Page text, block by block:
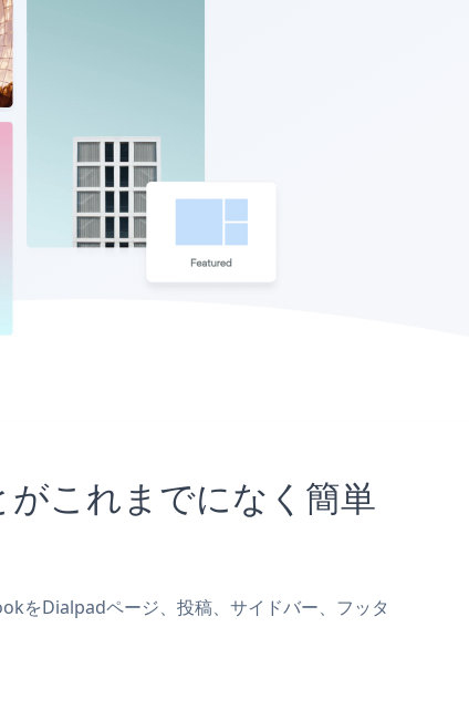
これまでになく簡単
をDialpadページ、投稿、サイドバー、フッタ